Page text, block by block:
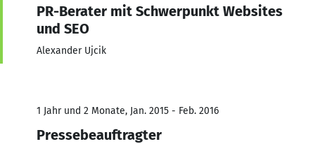
PR-Berater mit Schwerpunkt Websites
und SEO
Alexander Ujcik
1 Jahr und 2 Monate, Jan. 2015 - Feb. 2016
Pressebeauftragter